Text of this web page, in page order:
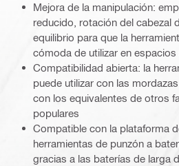
Mejora de la manipulación:
reducido, rotación del cabezal
equilibrio para que la
cómoda de utilizar en
Compatibilidad abierta: la
puede utilizar con las
con los equivalentes de otros
populares
Compatible con la plataforma
herramientas de punzón a
gracias a las baterías de larga